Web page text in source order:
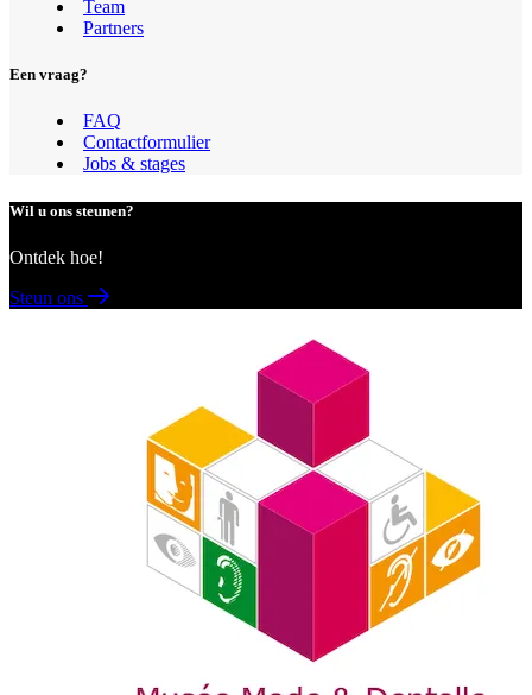
Team
Partners
Een vraag?
FAQ
Contactformulier
Jobs & stages
Wil u ons steunen?
Ontdek hoe!
Steun ons